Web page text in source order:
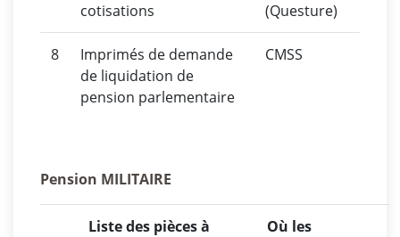
cotisations
(Questure)
8
Imprimés de demande
de liquidation de
pension parlementaire
CMSS
Pension MILITAIRE
Liste des pièces à
Où les